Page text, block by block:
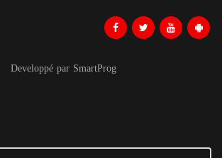
Developpé par SmartProg